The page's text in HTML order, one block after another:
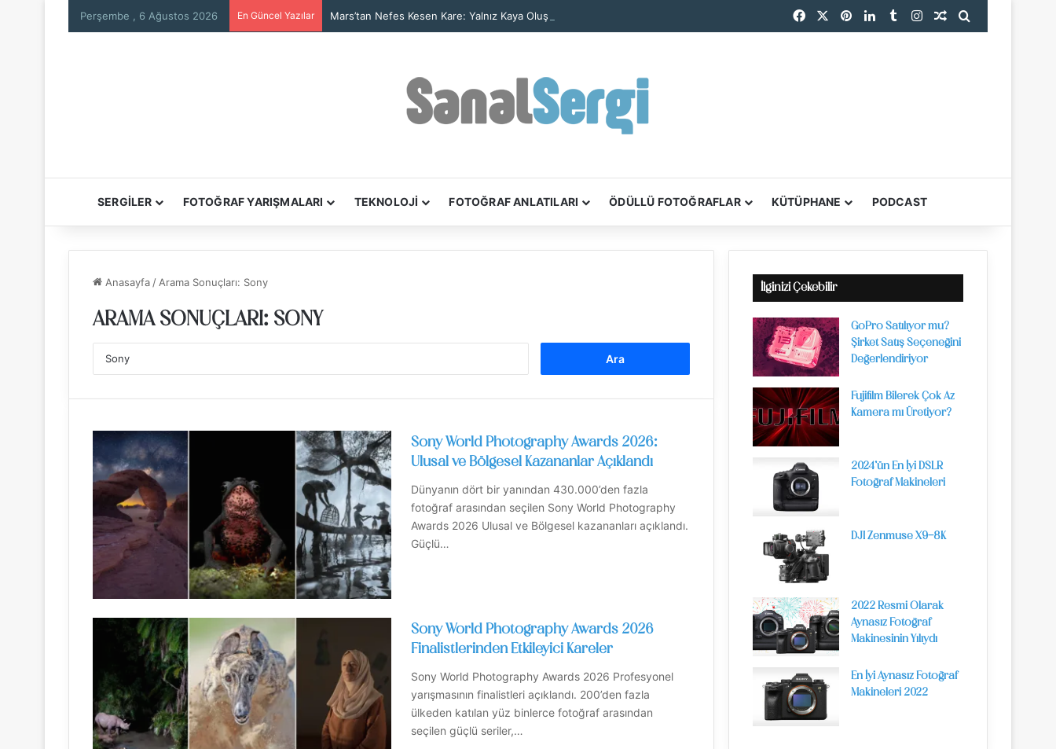
Perşembe , 6 Ağustos 2026 En Güncel Yazılar Mars’tan Nefes Kesen Kare: Yalnız Kaya Oluşumu Tüm Ayrıntılarıyla Görüntülendi Facebook PinterestLinkedInTumblrInstagramRastgele Makale
SERGİLER FOTOĞRAF YARIŞMALARI TEKNOLOJİ FOTOĞRAF ANLATILARI ÖDÜLLÜ FOTOĞRAFLAR KÜTÜPHANE PODCAST
Anasayfa / Arama Sonuçları: Sony
ARAMA SONUÇLARI: SONY
Sony World Photography Awards 2026:
Ulusal ve Bölgesel Kazananlar Açıklandı
Dünyanın dört bir yanından 430.000’den fazla
fotoğraf arasından seçilen Sony World Photography
Awards 2026 Ulusal ve Bölgesel kazananları açıklandı.
Güçlü…
Sony World Photography Awards 2026
Finalistlerinden Etkileyici Kareler
Sony World Photography Awards 2026 Profesyonel
yarışmasının finalistleri açıklandı. 200’den fazla
ülkeden katılan yüz binlerce fotoğraf arasından
seçilen güçlü seriler,…
İlginizi Çekebilir
GoPro Satılıyor mu?
Şirket Satış Seçeneğini
Değerlendiriyor
Fujifilm Bilerek Çok Az
Kamera mı Üretiyor?
2024’ün En İyi DSLR
Fotoğraf Makineleri
DJI Zenmuse X9-8K
2022 Resmi Olarak
Aynasız Fotoğraf
Makinesinin Yılıydı
En İyi Aynasız Fotoğraf
Makineleri 2022